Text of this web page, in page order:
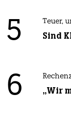
5 Teuer,
Sind
6 „Wir